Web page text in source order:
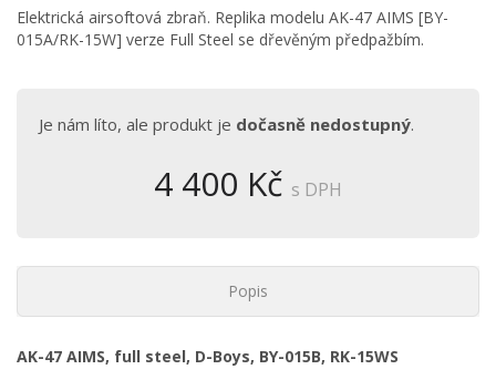
Elektrická airsoftová zbraň. Replika modelu AK-47 AIMS [BY-
015A/RK-15W] verze Full Steel se dřevěným předpažbím.
Je nám líto, ale produkt je dočasně nedostupný.
4 400 Kč s DPH
Popis
AK-47 AIMS, full steel, D-Boys, BY-015B, RK-15WS